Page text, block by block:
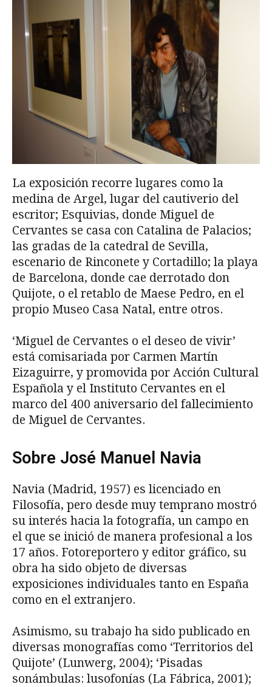
La exposición recorre lugares como la
medina de Argel, lugar del cautiverio del
escritor; Esquivias, donde Miguel de
Cervantes se casa con Catalina de Palacios;
las gradas de la catedral de Sevilla,
escenario de Rinconete y Cortadillo; la playa
de Barcelona, donde cae derrotado don
Quijote, o el retablo de Maese Pedro, en el
propio Museo Casa Natal, entre otros.
‘Miguel de Cervantes o el deseo de vivir’
está comisariada por Carmen Martín
Eizaguirre, y promovida por Acción Cultural
Española y el Instituto Cervantes en el
marco del 400 aniversario del fallecimiento
de Miguel de Cervantes.
Sobre José Manuel Navia
Navia (Madrid, 1957) es licenciado en
Filosofía, pero desde muy temprano mostró
su interés hacia la fotografía, un campo en
el que se inició de manera profesional a los
17 años. Fotoreportero y editor gráfico, su
obra ha sido objeto de diversas
exposiciones individuales tanto en España
como en el extranjero.
Asimismo, su trabajo ha sido publicado en
diversas monografías como ‘Territorios del
Quijote’ (Lunwerg, 2004); ‘Pisadas
sonámbulas: lusofonías (La Fábrica, 2001);